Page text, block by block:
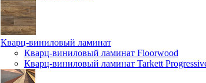
Кварц-виниловый ламинат
Кварц-виниловый ламинат Floorwood
Кварц-виниловый ламинат Tarkett